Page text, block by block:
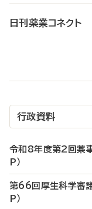
日刊薬業コネク
行政資料
令和8年度第2回薬
P）
第66回厚生科学審議
P）